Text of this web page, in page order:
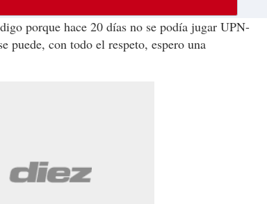
porque hace 20 días no se podía jugar UPN-
puede, con todo el respeto, espero una